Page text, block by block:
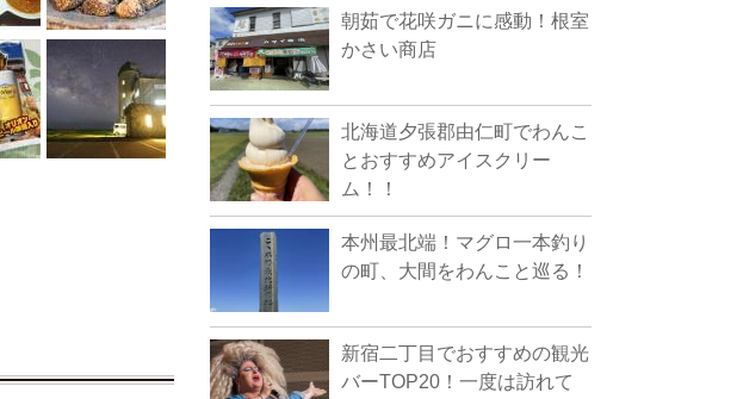
朝茹で花咲ガニに感動！根室
かさい商店
北海道夕張郡由仁町でわんこ
とおすすめアイスクリー
ム！！
本州最北端！マグロ一本釣り
の町、大間をわんこと巡る！
新宿二丁目でおすすめの観光
バーTOP20！一度は訪れて